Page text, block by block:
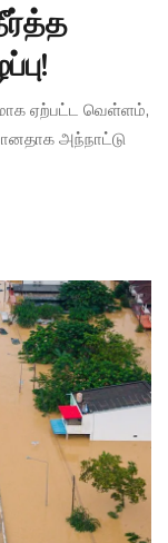
ஏற்பட்ட வெள்ளம்,
அந்நாட்டு